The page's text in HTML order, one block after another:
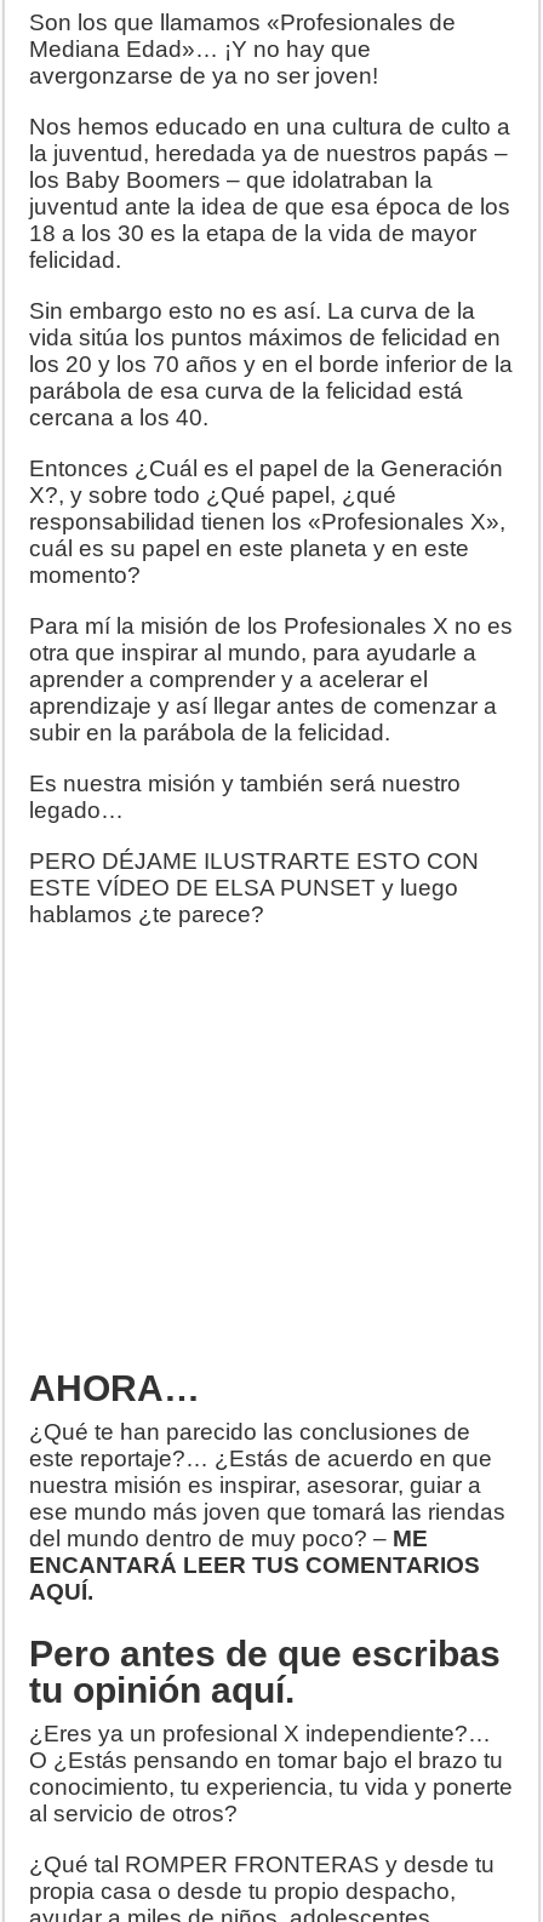
Son los que llamamos «Profesionales de
Mediana Edad»… ¡Y no hay que
avergonzarse de ya no ser joven!
Nos hemos educado en una cultura de culto a
la juventud, heredada ya de nuestros papás –
los Baby Boomers – que idolatraban la
juventud ante la idea de que esa época de los
18 a los 30 es la etapa de la vida de mayor
felicidad.
Sin embargo esto no es así. La curva de la
vida sitúa los puntos máximos de felicidad en
los 20 y los 70 años y en el borde inferior de la
parábola de esa curva de la felicidad está
cercana a los 40.
Entonces ¿Cuál es el papel de la Generación
X?, y sobre todo ¿Qué papel, ¿qué
responsabilidad tienen los «Profesionales X»,
cuál es su papel en este planeta y en este
momento?
Para mí la misión de los Profesionales X no es
otra que inspirar al mundo, para ayudarle a
aprender a comprender y a acelerar el
aprendizaje y así llegar antes de comenzar a
subir en la parábola de la felicidad.
Es nuestra misión y también será nuestro
legado…
PERO DÉJAME ILUSTRARTE ESTO CON
ESTE VÍDEO DE ELSA PUNSET y luego
hablamos ¿te parece?
AHORA…
¿Qué te han parecido las conclusiones de
este reportaje?… ¿Estás de acuerdo en que
nuestra misión es inspirar, asesorar, guiar a
ese mundo más joven que tomará las riendas
del mundo dentro de muy poco? – ME
ENCANTARÁ LEER TUS COMENTARIOS
AQUÍ.
Pero antes de que escribas
tu opinión aquí.
¿Eres ya un profesional X independiente?…
O ¿Estás pensando en tomar bajo el brazo tu
conocimiento, tu experiencia, tu vida y ponerte
al servicio de otros?
¿Qué tal ROMPER FRONTERAS y desde tu
propia casa o desde tu propio despacho,